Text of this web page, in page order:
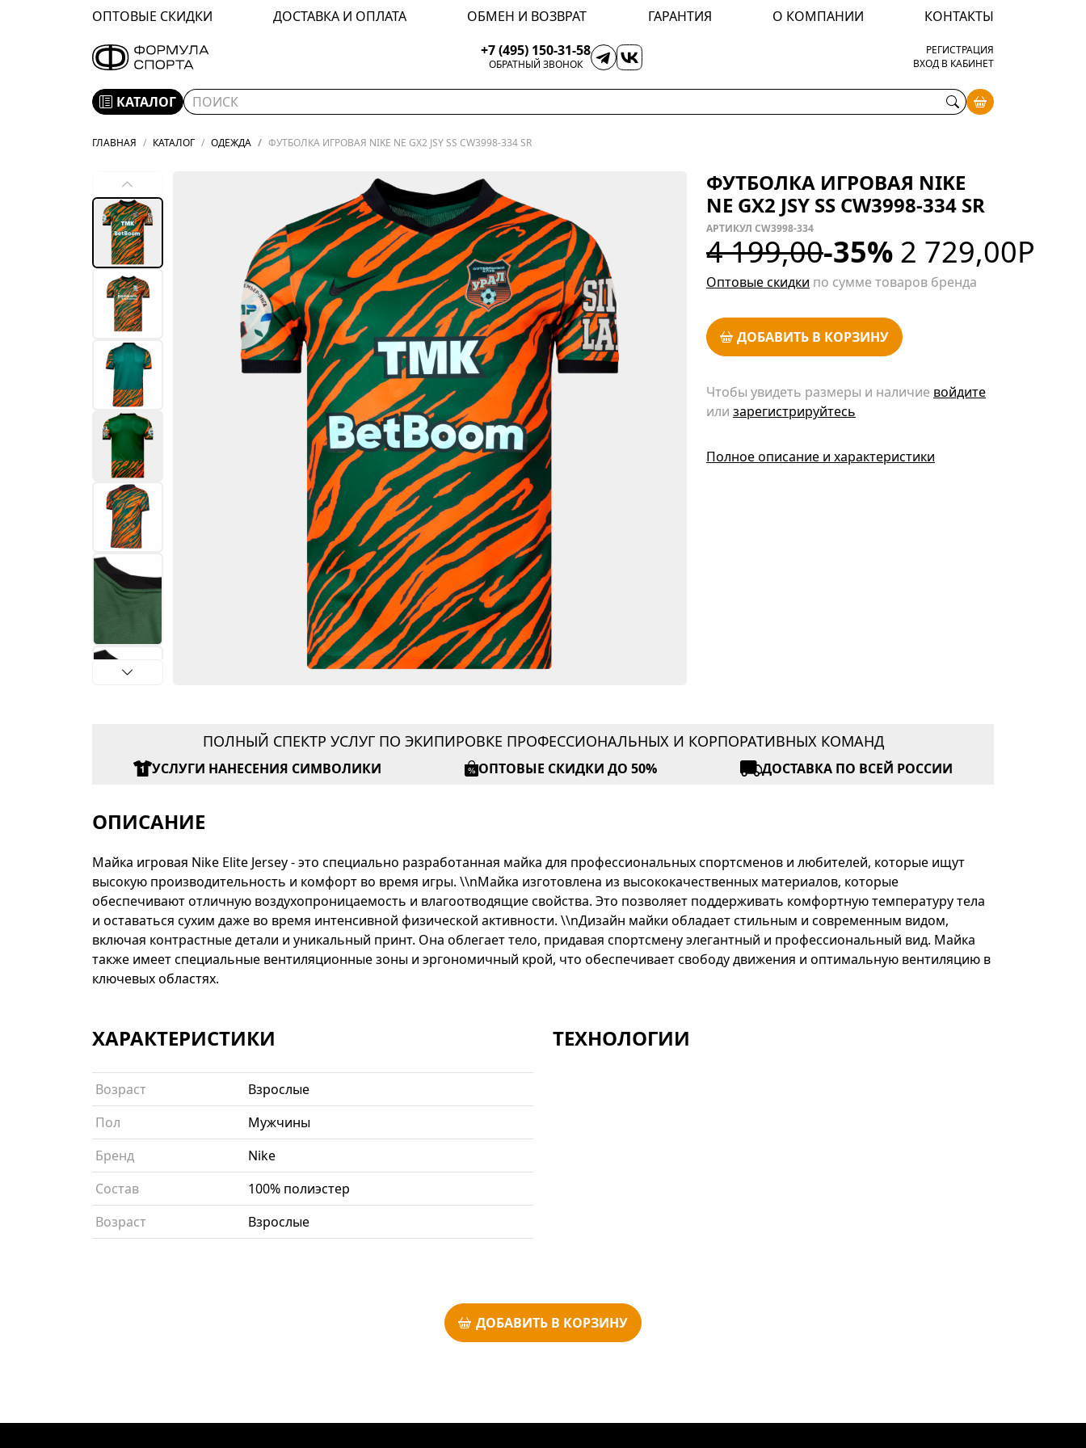
ОПТОВЫЕ СКИДКИ ДОСТАВКА И ОПЛАТА ОБМЕН И ВОЗВРАТ ГАРАНТИЯ О КОМПАНИИ
КОНТАКТЫ
+7 (495) 150-31-58
ОБРАТНЫЙ ЗВОНОК
РЕГИСТРАЦИЯ
ВХОД В КАБИНЕТ
КАТАЛОГ
ГЛАВНАЯ КАТАЛОГ ОДЕЖДА ФУТБОЛКА ИГРОВАЯ NIKE NE GX2 JSY SS CW3998-334 SR
ФУТБОЛКА ИГРОВАЯ NIKE
NE GX2 JSY SS CW3998-334 SR
АРТИКУЛ CW3998-334
4 199,00-35% 2 729,00Р
Оптовые скидки по сумме товаров бренда
ДОБАВИТЬ В КОРЗИНУ
Чтобы увидеть размеры и наличие войдите
или зарегистрируйтесь
Полное описание и характеристики
ПОЛНЫЙ СПЕКТР УСЛУГ ПО ЭКИПИРОВКЕ ПРОФЕССИОНАЛЬНЫХ И КОРПОРАТИВНЫХ КОМАНД
УСЛУГИ НАНЕСЕНИЯ СИМВОЛИКИ ОПТОВЫЕ СКИДКИ ДО 50% ДОСТАВКА ПО ВСЕЙ РОССИИ
ОПИСАНИЕ
Майка игровая Nike Elite Jersey - это специально разработанная майка для профессиональных спортсменов и любителей, которые ищут
высокую производительность и комфорт во время игры. \\nМайка изготовлена из высококачественных материалов, которые
обеспечивают отличную воздухопроницаемость и влагоотводящие свойства. Это позволяет поддерживать комфортную температуру тела
и оставаться сухим даже во время интенсивной физической активности. \\nДизайн майки обладает стильным и современным видом,
включая контрастные детали и уникальный принт. Она облегает тело, придавая спортсмену элегантный и профессиональный вид. Майка
также имеет специальные вентиляционные зоны и эргономичный крой, что обеспечивает свободу движения и оптимальную вентиляцию в
ключевых областях.
ХАРАКТЕРИСТИКИ
Возраст
Взрослые
Пол
Мужчины
Бренд
Nike
Состав
100% полиэстер
Возраст
Взрослые
ТЕХНОЛОГИИ
ДОБАВИТЬ В КОРЗИНУ